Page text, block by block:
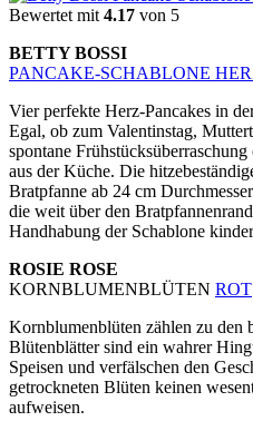
Bewertet mit 4.17 von 5
BETTY BOSSI
PANCAKE-SCHABLONE
Vier perfekte Herz-Pancakes in
Egal, ob zum Valentinstag,
spontane
aus der Küche. Die
Bratpfanne ab 24 cm
die weit über den
Handhabung der Schablone
ROSIE ROSE
KORNBLUMENBLÜTEN ROT
Kornblumenblüten zählen zu den
Blütenblätter sind ein wahrer
Speisen und verfälschen den
getrockneten Blüten keinen
aufweisen.